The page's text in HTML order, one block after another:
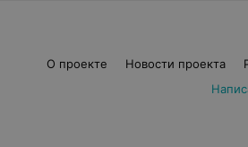
О проекте Новости проекта